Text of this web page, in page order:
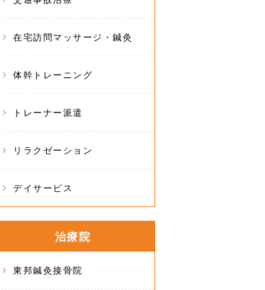
在宅訪問マッサージ・鍼灸
体幹トレーニング
トレーナー派遣
リラクゼーション
デイサービス
治療院
東邦鍼灸接骨院